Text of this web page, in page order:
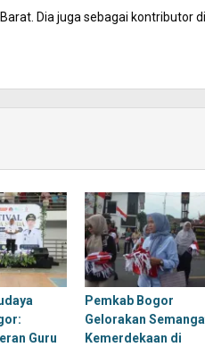
Dia juga sebagai kontributor di
Guru
Pemkab Bogor
Gelorakan
Kemerdekaan di